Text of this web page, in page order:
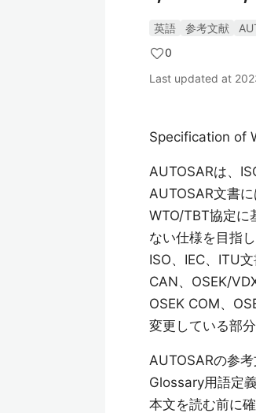
英語 参考文献
0
Last updated at
Specification of
AUTOSARは、
AUTOSAR文書
WTO/TBT協定に
ない仕様を目指し
ISO、IEC、ITU
CAN、OSEK/
OSEK COM、
変更している部
AUTOSARの参
Glossary用語定
本文を読む前に